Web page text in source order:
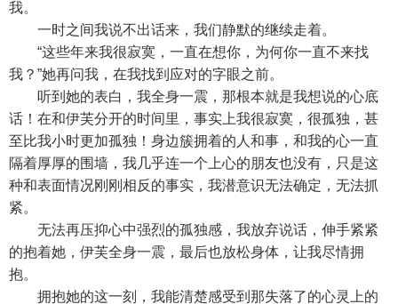
我。
一时之间我说不出话来，我们静默的继续走着。
“这些年来我很寂寞，一直在想你，为何你一直不来找
我？”她再问我，在我找到应对的字眼之前。
听到她的表白，我全身一震，那根本就是我想说的心底
话！在和伊芙分开的时间里，事实上我很寂寞，很孤独，甚
至比我小时更加孤独！身边簇拥着的人和事，和我的心一直
隔着厚厚的围墙，我几乎连一个上心的朋友也没有，只是这
种和表面情况刚刚相反的事实，我潜意识无法确定，无法抓
紧。
无法再压抑心中强烈的孤独感，我放弃说话，伸手紧紧
的抱着她，伊芙全身一震，最后也放松身体，让我尽情拥
抱。
拥抱她的这一刻，我能清楚感受到那失落了的心灵上的